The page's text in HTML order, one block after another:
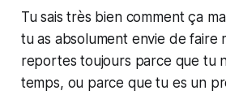
Tu sais très bien comment ça
tu as absolument envie de faire
reportes toujours parce que tu
temps, ou parce que tu es un